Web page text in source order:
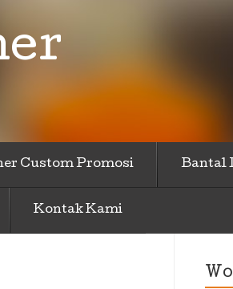
Custom Promosi Bantal
Kontak Kami